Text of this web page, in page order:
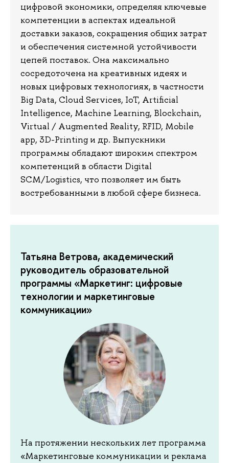
цифровой экономики, определяя ключевые
компетенции в аспектах идеальной
доставки заказов, сокращения общих затрат
и обеспечения системной устойчивости
цепей поставок. Она максимально
сосредоточена на креативных идеях и
новых цифровых технологиях, в частности
Big Data, Cloud Services, IoT, Artificial
Intelligence, Machine Learning, Blockchain,
Virtual / Augmented Reality, RFID, Mobile
app, 3D-Printing и др. Выпускники
программы обладают широким спектром
компетенций в области Digital
SCM/Logistics, что позволяет им быть
востребованными в любой сфере бизнеса.
Татьяна Ветрова, академический
руководитель образовательной
программы «Маркетинг: цифровые
технологии и маркетинговые
коммуникации»
На протяжении нескольких лет программа
«Маркетинговые коммуникации и реклама